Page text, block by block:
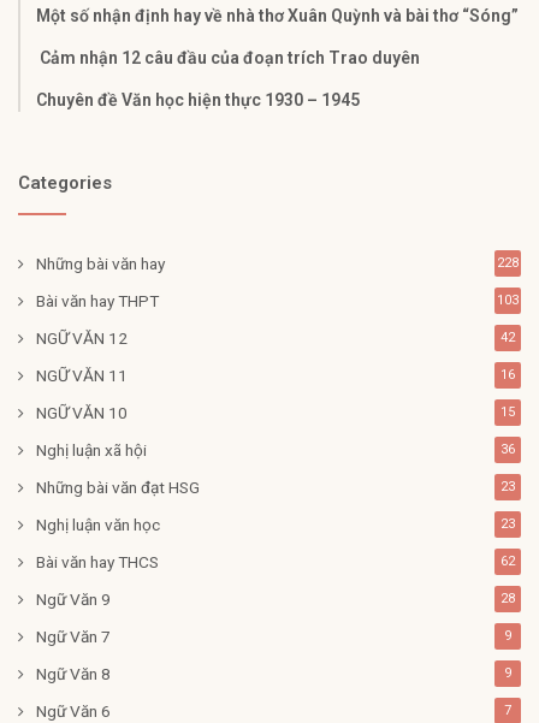
Một số nhận định hay về nhà thơ Xuân Quỳnh và bài thơ “Sóng”
Cảm nhận 12 câu đầu của đoạn trích Trao duyên
Chuyên đề Văn học hiện thực 1930 – 1945
Categories
Những bài văn hay 228
Bài văn hay THPT 103
NGỮ VĂN 12 42
NGỮ VĂN 11 16
NGỮ VĂN 10 15
Nghị luận xã hội 36
Những bài văn đạt HSG 23
Nghị luận văn học 23
Bài văn hay THCS 62
Ngữ Văn 9 28
Ngữ Văn 7 9
Ngữ Văn 8 9
Ngữ Văn 6 7